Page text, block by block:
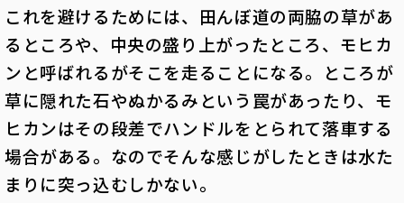
これを避けるためには、田んぼ道の両脇の草があ
るところや、中央の盛り上がったところ、モヒカ
ンと呼ばれるがそこを走ることになる。ところが
草に隠れた石やぬかるみという罠があったり、モ
ヒカンはその段差でハンドルをとられて落車する
場合がある。なのでそんな感じがしたときは水た
まりに突っ込むしかない。